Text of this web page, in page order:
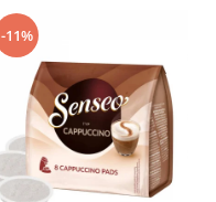
-11%